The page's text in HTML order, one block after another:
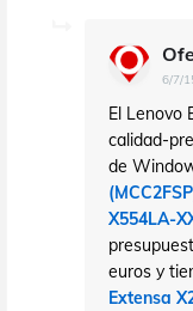
6/7/
El Lenovo
calidad-
de
X554LA-
euros y
Extensa